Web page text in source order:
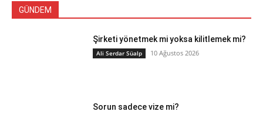
GÜNDEM
Şirketi yönetmek mi yoksa kilitlemek mi?
Ali Serdar Süalp 10 Ağustos 2026
Sorun sadece vize mi?